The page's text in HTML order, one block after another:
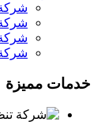
خدمات مميزة